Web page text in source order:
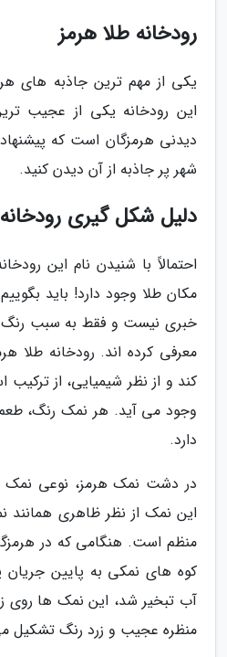
رودخانه طلا هرمز
یکی از مهم ترین جاذبه های
این رودخانه یکی از عجیب
دیدنی هرمزگان است که
شهر پر جاذبه از آن دیدن کنید.
دلیل شکل گیری
احتمالاً با شنیدن نام این
مکان طلا وجود دارد! باید
خبری نیست و فقط به سبب رنگ
معرفی کرده اند. رودخانه طلا
کند و از نظر شیمیایی، از
وجود می آید. هر نمک رنگ،
دارد.
در دشت نمک هرمز، نوعی نمک
این نمک از نظر ظاهری همانند
منظم است. هنگامی که در
کوه های نمکی به پایین جریان
آب تبخیر شد، این نمک ها روی
منظره عجیب و زرد رنگ تشکیل